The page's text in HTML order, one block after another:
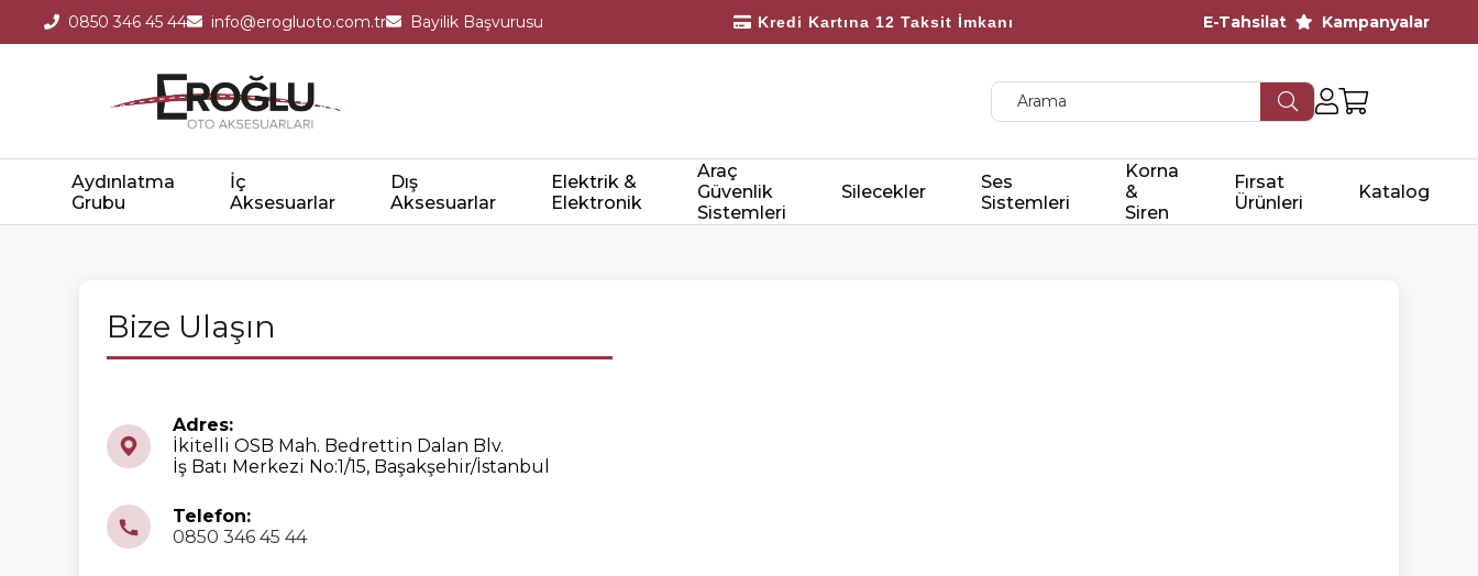
0850 346 45 44 info@erogluoto.com.tr Bayilik Başvurusu
Kredi Kartına 12 Taksit İmkanı
Bayilerimize Özel 10.000 TL Üzeri Ücretsiz Kargo
E-Tahsilat Kampanyalar
Aydınlatma
Grubu
İç
Aksesuarlar
Dış
Aksesuarlar
Elektrik &
Elektronik
Araç
Güvenlik
Sistemleri
Silecekler
Ses
Sistemleri
Korna
&
Siren
Fırsat
Ürünleri
Katalog
Bize Ulaşın
Adres:
İkitelli OSB Mah. Bedrettin Dalan Blv.
İş Batı Merkezi No:1/15, Başakşehir/İstanbul
Telefon:
0850 346 45 44